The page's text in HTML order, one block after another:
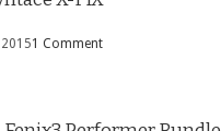
1 Comment